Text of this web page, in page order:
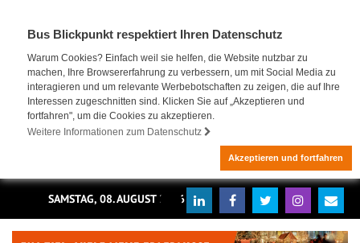
Bus Blickpunkt respektiert Ihren Datenschutz
Warum Cookies? Einfach weil sie helfen, die Website nutzbar zu
machen, Ihre Browsererfahrung zu verbessern, um mit Social Media zu
interagieren und um relevante Werbebotschaften zu zeigen, die auf Ihre
Interessen zugeschnitten sind. Klicken Sie auf „Akzeptieren und
fortfahren", um die Cookies zu akzeptieren.
Weitere Informationen zum Datenschutz
Akzeptieren und fortfahren
SAMSTAG, 08. AUGUST 2026